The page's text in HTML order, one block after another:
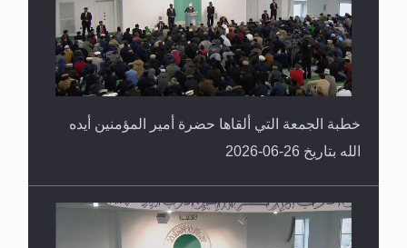
خطبة الجمعة التي ألقاها حضرة أمير المؤمنين أيده
الله بتاريخ 26-06-2026